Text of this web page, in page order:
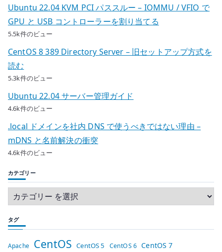
Ubuntu 22.04 KVM PCI パススルー – IOMMU / VFIO で
GPU と USB コントローラーを割り当てる
5.5k件のビュー
CentOS 8 389 Directory Server – 旧セットアップ方式を
読む
5.3k件のビュー
Ubuntu 22.04 サーバー管理ガイド
4.6k件のビュー
.local ドメインを社内 DNS で使うべきではない理由 –
mDNS と名前解決の衝突
4.6k件のビュー
カテゴリー
タグ
Apache CentOS CentOS 5 CentOS 6 CentOS 7